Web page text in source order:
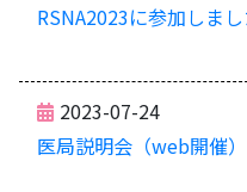
RSNA2023に参加しま
2023-07-24
医局説明会（web開催